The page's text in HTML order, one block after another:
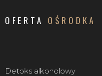
OFERTA OŚRODKA
Detoks alkoholowy